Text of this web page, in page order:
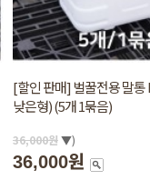
[할인 판매] 벌꿀전용 말
낮은형) (5개 1묶음)
36,000원▼)
36,000원